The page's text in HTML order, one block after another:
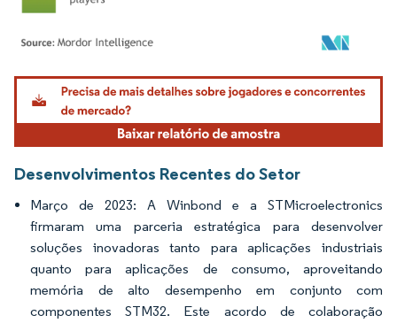
Imagem © Mordor Intelligence. O reuso requer atribuição conforme CC BY 4.0.
Desenvolvimentos Recentes do Setor
Março de 2023: A Winbond e a STMicroelectronics
firmaram uma parceria estratégica para desenvolver
soluções inovadoras tanto para aplicações industriais
quanto para aplicações de consumo, aproveitando
memória de alto desempenho em conjunto com
componentes STM32. Este acordo de colaboração